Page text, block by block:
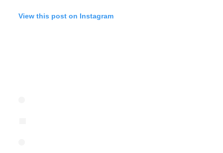
View this post on Instagram